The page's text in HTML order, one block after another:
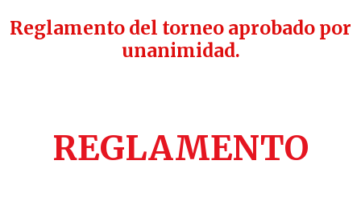
Reglamento del torneo aprobado por
unanimidad.
REGLAMENTO